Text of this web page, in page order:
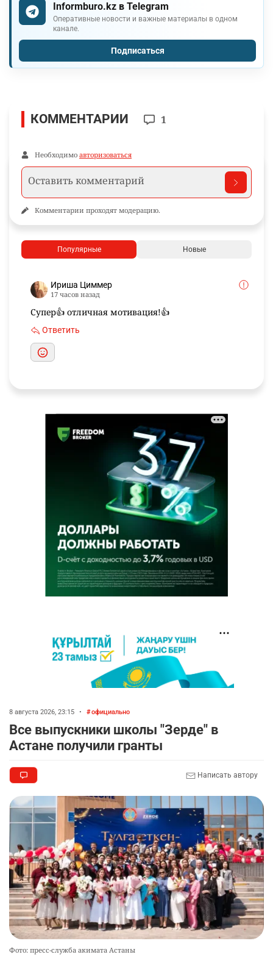
Informburo.kz в Telegram
Оперативные новости и важные материалы в одном
канале.
Подписаться
КОММЕНТАРИИ 1
Необходимо авторизоваться
Комментарии проходят модерацию.
Популярные Новые
Ириша Циммер
17 часов назад
Супер👍 отличная мотивация!👍
Ответить
8 августа 2026, 23:15 • официально
Все выпускники школы "Зерде" в
Астане получили гранты
Написать автору
Фото: пресс-служба акимата Астаны